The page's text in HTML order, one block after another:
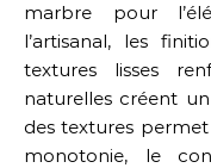
marbre pour
l’artisanal, les
textures lisses
naturelles créent un
des textures
monotonie, le